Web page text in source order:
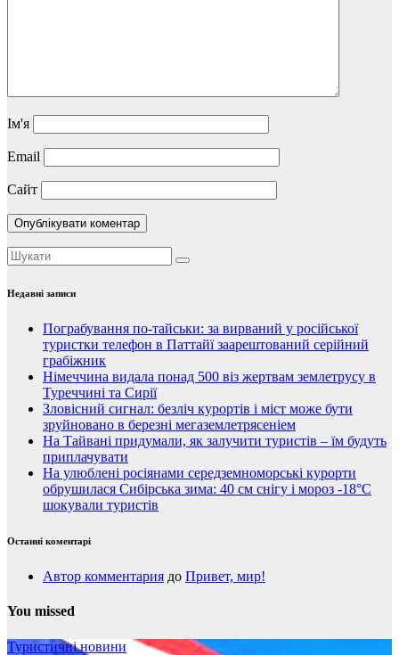
Ім'я
Email
Сайт
Недавні записи
Пограбування по-тайськи: за вирваний у російської
туристки телефон в Паттайї заарештований серійний
грабіжник
Німеччина видала понад 500 віз жертвам землетрусу в
Туреччині та Сирії
Зловісний сигнал: безліч курортів і міст може бути
зруйновано в березні мегаземлетрясеніем
На Тайвані придумали, як залучити туристів – їм будуть
приплачувати
На улюблені росіянами середземноморські курорти
обрушилася Сибірська зима: 40 см снігу і мороз -18°C
шокували туристів
Останні коментарі
Автор комментария до Привет, мир!
You missed
Туристичні новини